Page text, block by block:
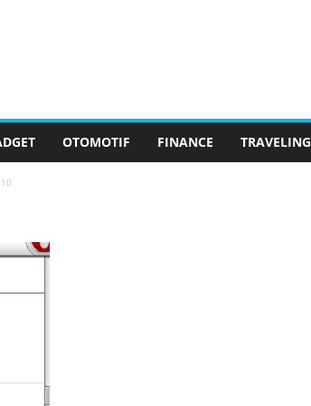
OTOMOTIF FINANCE TRAVELING